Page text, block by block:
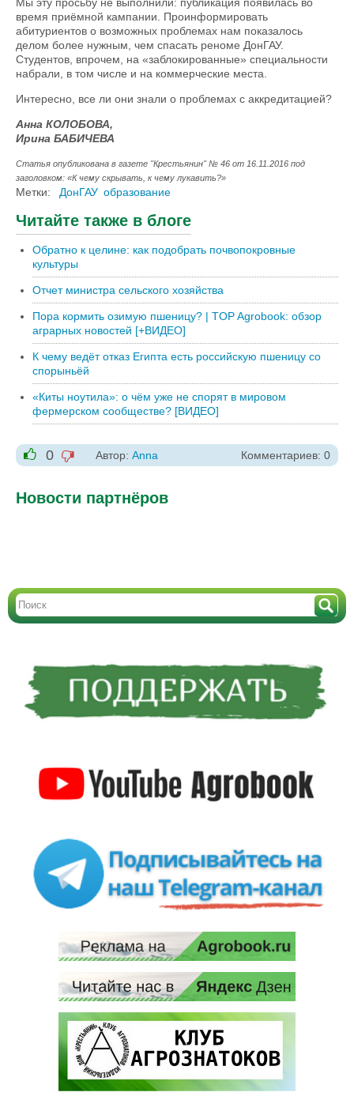
время приёмной кампании. Проинформировать
абитуриентов о возможных проблемах нам показалось
делом более нужным, чем спасать реноме ДонГАУ.
Студентов, впрочем, на «заблокированные» специальности
набрали, в том числе и на коммерческие места.
Интересно, все ли они знали о проблемах с аккредитацией?
Анна КОЛОБОВА,
Ирина БАБИЧЕВА
Статья опубликована в газете "Крестьянин" № 46 от 16.11.2016 под
заголовком: «К чему скрывать, к чему лукавить?»
Метки: ДонГАУ образование
Читайте также в блоге
Обратно к целине: как подобрать почвопокровные
культуры
Отчет министра сельского хозяйства
Пора кормить озимую пшеницу? | TOP Agrobook: обзор
аграрных новостей [+ВИДЕО]
К чему ведёт отказ Египта есть российскую пшеницу со
спорыньёй
«Киты ноутила»: о чём уже не спорят в мировом
фермерском сообществе? [ВИДЕО]
+1
0
-1
Автор: Anna Комментариев: 0
Новости партнёров